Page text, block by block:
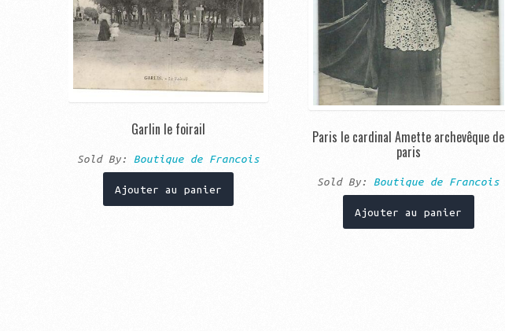
Garlin le foirail
Sold By: Boutique de Francois
Ajouter au panier
Paris le cardinal Amette archevêque de
paris
Sold By:Boutique de Francois
Ajouter au panier